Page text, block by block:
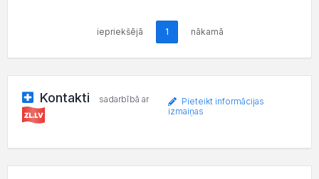
iepriekšējā 1 nākamā
Kontakti sadarbībā ar
Pieteikt informācijas
izmaiņas